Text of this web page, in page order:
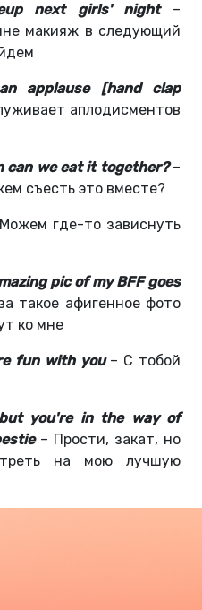
next girls' night–
макияж в следующий
applause [hand clap
аплодисментов
can we eat it together?–
съесть это вместе?
где-то зависнуть
pic of my BFF goes
такое афигенное фото
ко мне
fun with you– С тобой
you're in the way of
– Прости, закат, но
на мою лучшую